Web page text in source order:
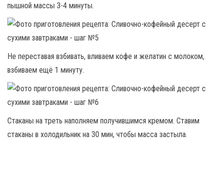
пышной массы 3-4 минуты.
Не переставая взбивать, вливаем кофе и желатин с молоком,
взбиваем ещё 1 минуту.
Стаканы на треть наполняем получившимся кремом. Ставим
стаканы в холодильник на 30 мин, чтобы масса застыла.